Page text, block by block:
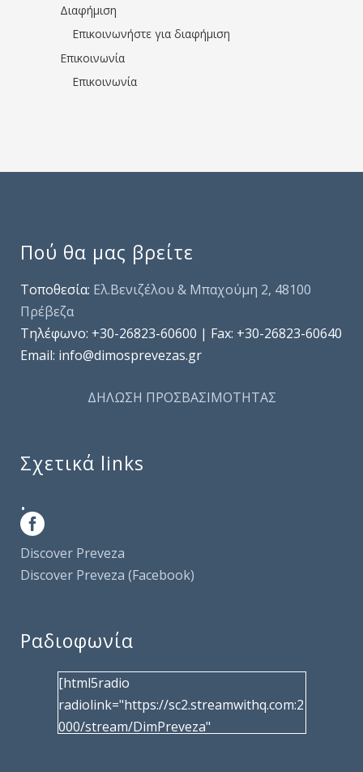
Διαφήμιση
Επικοινωνήστε για διαφήμιση
Επικοινωνία
Επικοινωνία
Πού θα μας βρείτε
Τοποθεσία: Ελ.Βενιζέλου & Μπαχούμη 2, 48100
Πρέβεζα
Τηλέφωνo: +30-26823-60600 | Fax: +30-26823-60640
Email: info@dimosprevezas.gr
ΔΗΛΩΣΗ ΠΡΟΣΒΑΣΙΜΟΤΗΤΑΣ
Σχετικά links
.
Discover Preveza
Discover Preveza (Facebook)
Ραδιοφωνία
[html5radio
radiolink="https://sc2.streamwithq.com:2
000/stream/DimPreveza"